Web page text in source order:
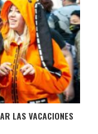
LAS VACACIONES